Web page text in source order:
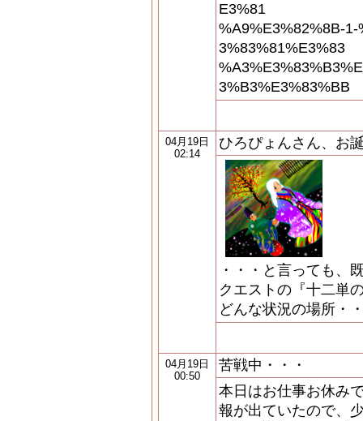
E3%81
%A9%E3%82%8B-
3%83%81%E3%83
3%B3%E3%83%BB
04月19日
02:14
ひろぴょんさん、お
・・・と言っても、
クエストの『十二単
どんな状況の場所・
04月19日
00:50
苦戦中・・・
本日はお仕事お休み
報が出ていたので、